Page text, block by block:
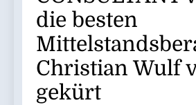
die besten
Christian Wulf
gekürt